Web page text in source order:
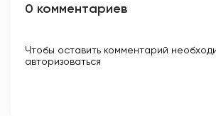
0 комментариев
Чтобы оставить комментарий
авторизоваться